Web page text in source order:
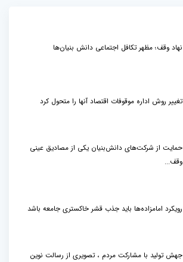
نهاد وقف؛ مظهر تکافل اجتماعی دانش بنیان‌ها
تغییر روش اداره موقوفات اقتصاد آنها را متحول کرد
حمایت از شرکت‌های دانش‌بنیان یکی از مصادیق عینی
وقف...
رویکرد امامزاده‌ها باید جذب قشر خاکستری جامعه باشد
جهش تولید با مشارکت مردم ، تصویری از رسالت نوین